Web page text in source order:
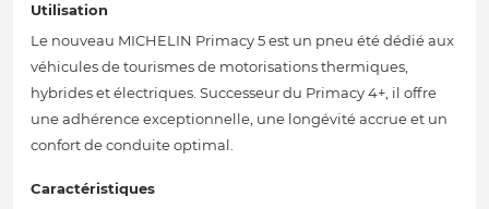
Utilisation
Le nouveau MICHELIN Primacy 5 est un pneu été dédié aux
véhicules de tourismes de motorisations thermiques,
hybrides et électriques. Successeur du Primacy 4+, il offre
une adhérence exceptionnelle, une longévité accrue et un
confort de conduite optimal.
Caractéristiques